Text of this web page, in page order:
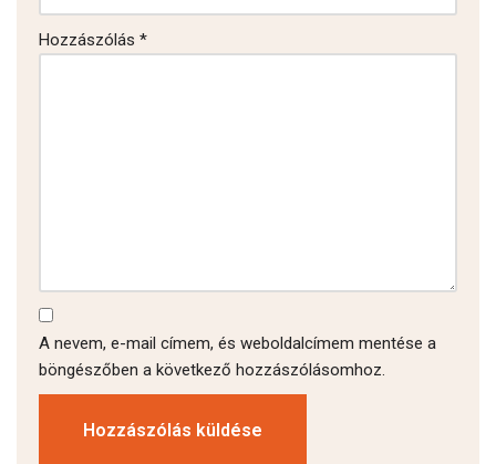
Hozzászólás *
A nevem, e-mail címem, és weboldalcímem mentése a
böngészőben a következő hozzászólásomhoz.